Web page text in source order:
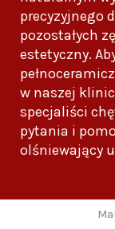
precyzyjnego
pozostałych
estetyczny.
w naszej
specjaliści
pytania i
olśniewający